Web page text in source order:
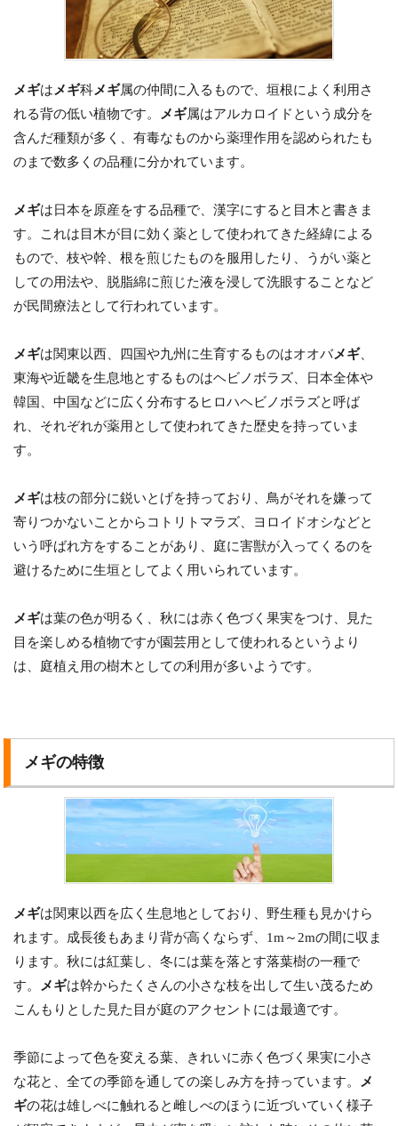
メギは メギ科メギ属の仲間に入るもので、垣根によく利用さ
れる背の低い植物です。
メギ属はアルカロイドという成分を
含んだ種類が多く、有毒なものから薬理作用を認められたも
のまで数多くの品種に分かれています。
メギは日本を原産をする品種で、漢字にすると目木と書きま
す。これは目木が目に効く薬として使われてきた経緯による
もので、枝や幹、根を煎じたものを服用したり、うがい薬と
しての用法や、脱脂綿に煎じた液を浸して洗眼することなど
が民間療法として行われています。
メギは関東以西、四国や九州に生育するものはオオバメギ、
東海や近畿を生息地とするものはヘビノボラズ、日本全体や
韓国、中国などに広く分布するヒロハヘビノボラズと呼ば
れ、それぞれが薬用として使われてきた歴史を持っていま
す。
メギは枝の部分に鋭いとげを持っており、鳥がそれを嫌って
寄りつかないことからコトリトマラズ、ヨロイドオシなどと
いう呼ばれ方をすることがあり、庭に害獣が入ってくるのを
避けるために生垣としてよく用いられています。
メギは葉の色が明るく、秋には赤く色づく果実をつけ、見た
目を楽しめる植物ですが園芸用として使われるというより
は、庭植え用の樹木としての利用が多いようです。
メギの特徴
メギは関東以西を広く生息地としており、野生種も見かけら
れます。成長後もあまり背が高くならず、1m～2mの間に収ま
ります。秋には紅葉し、冬には葉を落とす落葉樹の一種で
す。
メギは幹からたくさんの小さな枝を出して生い茂るため
こんもりとした見た目が庭のアクセントには最適です。
季節によって色を変える葉、きれいに赤く色づく果実に小さ
な花と、全ての季節を通しての楽しみ方を持っています。
メ
ギの花は雄しべに触れると雌しべのほうに近づいていく様子